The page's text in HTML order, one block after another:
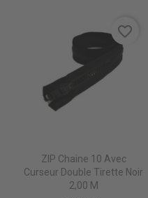
ZIP Chaine 10 Avec
Curseur Double Tirette Noir
2,00 M
favorite_border